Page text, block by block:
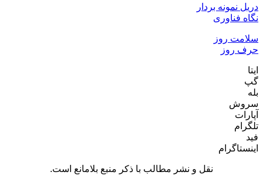
دریل نمونه بردار
نگاه فناوری
سلامت روز
حرف روز
ایتا
گپ
بله
سروش
آپارات
تلگرام
فید
اینستاگرام
نقل و نشر مطالب با ذکر منبع بلامانع است.